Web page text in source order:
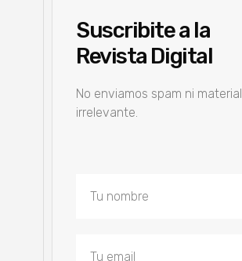
Suscribite a la
Revista Digital
No enviamos spam ni material
irrelevante.